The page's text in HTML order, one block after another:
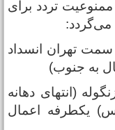
مورخ 1404/04/18 ممنوعیت تردد برای
به سمت تهران انسداد
به جنوب)
پل زنگوله (انتهای دهانه
یکطرفه اعمال